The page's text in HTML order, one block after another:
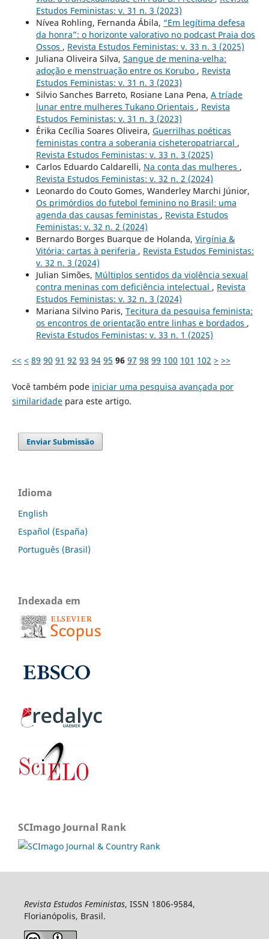
Estudos Feministas: v. 31 n. 3 (2023)
Nívea Rohling, Fernanda Ábila, “Em legítima defesa
da honra”: o horizonte valorativo no podcast Praia dos
Ossos , Revista Estudos Feministas: v. 33 n. 3 (2025)
Juliana Oliveira Silva, Sangue de menina-velha:
adoção e menstruação entre os Korubo , Revista
Estudos Feministas: v. 31 n. 3 (2023)
Silvio Sanches Barreto, Rosiane Lana Pena, A tríade
lunar entre mulheres Tukano Orientais , Revista
Estudos Feministas: v. 31 n. 3 (2023)
Érika Cecília Soares Oliveira, Guerrilhas poéticas
feministas contra a soberania cisheteropatriarcal ,
Revista Estudos Feministas: v. 33 n. 3 (2025)
Carlos Eduardo Caldarelli, Na conta das mulheres ,
Revista Estudos Feministas: v. 32 n. 2 (2024)
Leonardo do Couto Gomes, Wanderley Marchi Júnior,
Os primórdios do futebol feminino no Brasil: uma
agenda das causas feministas , Revista Estudos
Feministas: v. 32 n. 2 (2024)
Bernardo Borges Buarque de Holanda, Virgínia &
Vitória: cartas à periferia , Revista Estudos Feministas:
v. 32 n. 3 (2024)
Julian Simões, Múltiplos sentidos da violência sexual
contra meninas com deficiência intelectual , Revista
Estudos Feministas: v. 32 n. 3 (2024)
Mariana Silvino Paris, Tecitura da pesquisa feminista:
os encontros de orientação entre linhas e bordados ,
Revista Estudos Feministas: v. 33 n. 1 (2025)
<< < 89 90 91 92 93 94 95 96 97 98 99 100 101 102 > >>
Você também pode iniciar uma pesquisa avançada por
similaridadepara este artigo.
Enviar Submissão
Idioma
English
Español (España)
Português (Brasil)
Indexada em
SCImago Journal Rank
Revista Estudos Feministas, ISSN 1806-9584,
Florianópolis, Brasil.